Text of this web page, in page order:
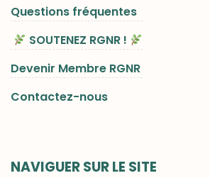
Questions fréquentes
SOUTENEZ RGNR !
Devenir Membre RGNR
Contactez-nous
NAVIGUER SUR LE SITE